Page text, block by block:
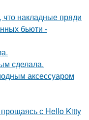
накладные пряди
бьюти -
сделала.
аксессуаром
с Hello Kitty